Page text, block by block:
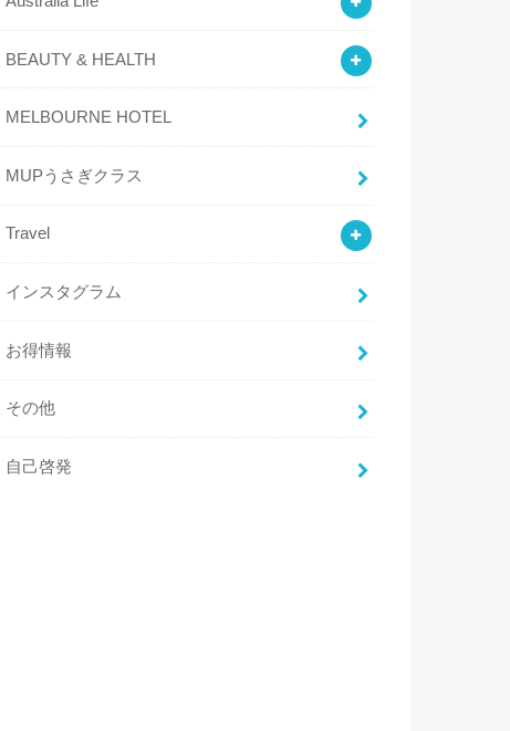
BEAUTY & HEALTH
MELBOURNE HOTEL
MUPうさぎクラス
Travel
インスタグラム
お得情報
その他
自己啓発